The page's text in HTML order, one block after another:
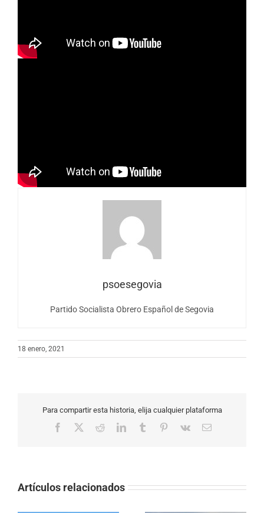
psoesegovia
Partido Socialista Obrero Español de Segovia
18 enero, 2021
Para compartir esta historia, elija cualquier plataforma
Facebook RedditLinkedInTumblr Pinterest
Vk
Correo
Artículos relacionados